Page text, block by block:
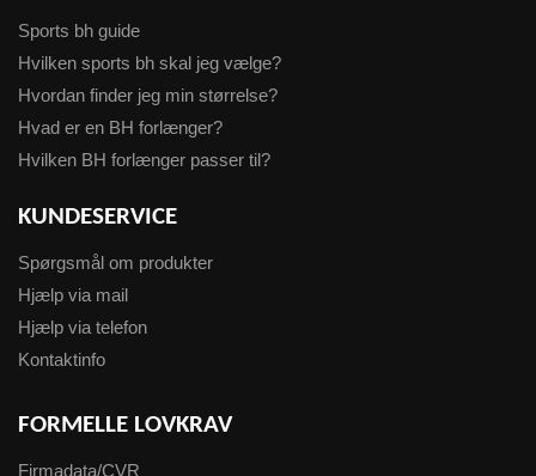
Sports bh guide
Hvilken sports bh skal jeg vælge?
Hvordan finder jeg min størrelse?
Hvad er en BH forlænger?
Hvilken BH forlænger passer til?
KUNDESERVICE
Spørgsmål om produkter
Hjælp via mail
Hjælp via telefon
Kontaktinfo
FORMELLE LOVKRAV
Firmadata/CVR